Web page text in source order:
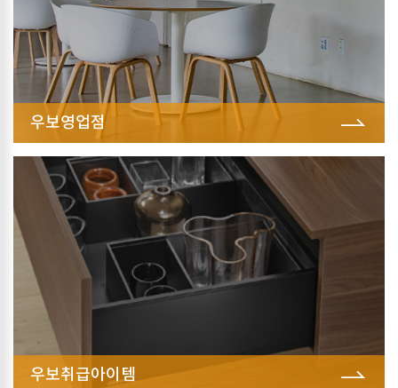
우보영업점
우보취급아이템